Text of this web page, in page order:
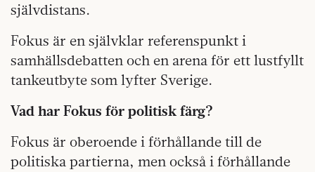
självdistans.
Fokus är en självklar referenspunkt i
samhällsdebatten och en arena för ett lustfyllt
tankeutbyte som lyfter Sverige.
Vad har Fokus för politisk färg?
Fokus är oberoende i förhållande till de
politiska partierna, men också i förhållande